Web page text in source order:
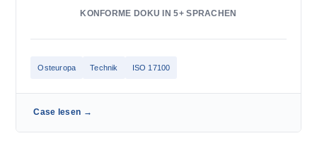
KONFORME DOKU IN 5+ SPRACHEN
Osteuropa Technik ISO 17100
Case lesen